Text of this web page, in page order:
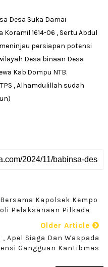
Desa Suka Damai
1614-06 , Sertu Abdul
persiapan potensi
Desa binaan Desa
Kab.Dompu NTB.
, Alhamdulillah sudah
Kapolsek Kempo
Pelaksanaan Pilkada
Older Article
Apel Siaga Dan Waspada
Gangguan Kantibmas